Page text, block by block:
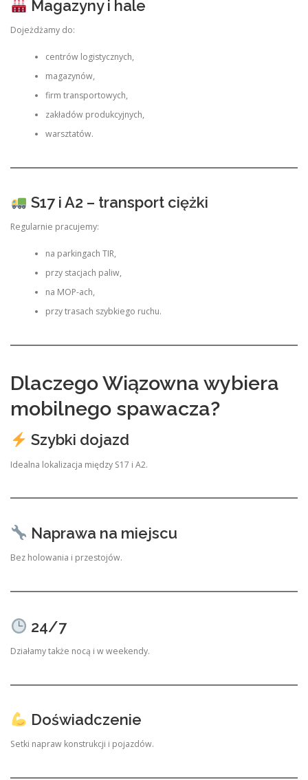
Magazyny i hale
Dojeżdżamy do:
centrów logistycznych,
magazynów,
firm transportowych,
zakładów produkcyjnych,
warsztatów.
S17 i A2 – transport ciężki
Regularnie pracujemy:
na parkingach TIR,
przy stacjach paliw,
na MOP-ach,
przy trasach szybkiego ruchu.
Dlaczego Wiązowna wybiera
mobilnego spawacza?
Szybki dojazd
Idealna lokalizacja między S17 i A2.
Naprawa na miejscu
Bez holowania i przestojów.
24/7
Działamy także nocą i w weekendy.
Doświadczenie
Setki napraw konstrukcji i pojazdów.